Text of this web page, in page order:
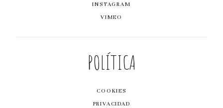
INSTAGRAM
VIMEO
POLÍTICA
COOKIES
PRIVACIDAD